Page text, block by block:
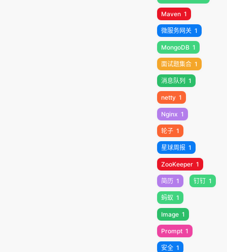
Maven 1
微服务网关 1
MongoDB 1
面试题集合 1
消息队列 1
netty 1
Nginx 1
轮子 1
星球周报 1
ZooKeeper 1
简历 1 钉钉 1
蚂蚁 1
Image 1
Prompt 1
安全 1